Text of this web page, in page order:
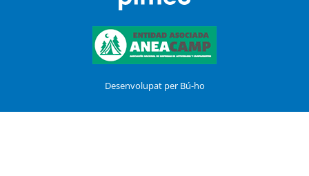
Desenvolupat per Bú-ho